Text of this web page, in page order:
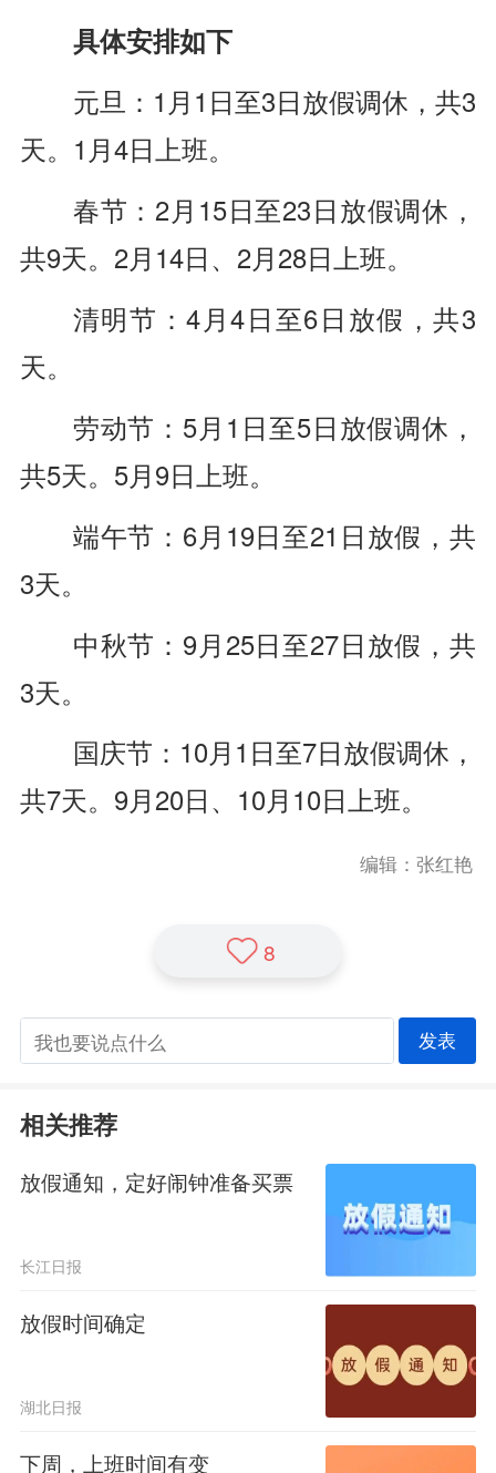
具体安排如下
元旦：1月1日至3日放假调休，共3
天。1月4日上班。
春节：2月15日至23日放假调休，
共9天。2月14日、2月28日上班。
清明节：4月4日至6日放假，共3
天。
劳动节：5月1日至5日放假调休，
共5天。5月9日上班。
端午节：6月19日至21日放假，共
3天。
中秋节：9月25日至27日放假，共
3天。
国庆节：10月1日至7日放假调休，
共7天。9月20日、10月10日上班。
编辑：张红艳
8
发表
相关推荐
放假通知，定好闹钟准备买票
长江日报
放假时间确定
湖北日报
下周，上班时间有变